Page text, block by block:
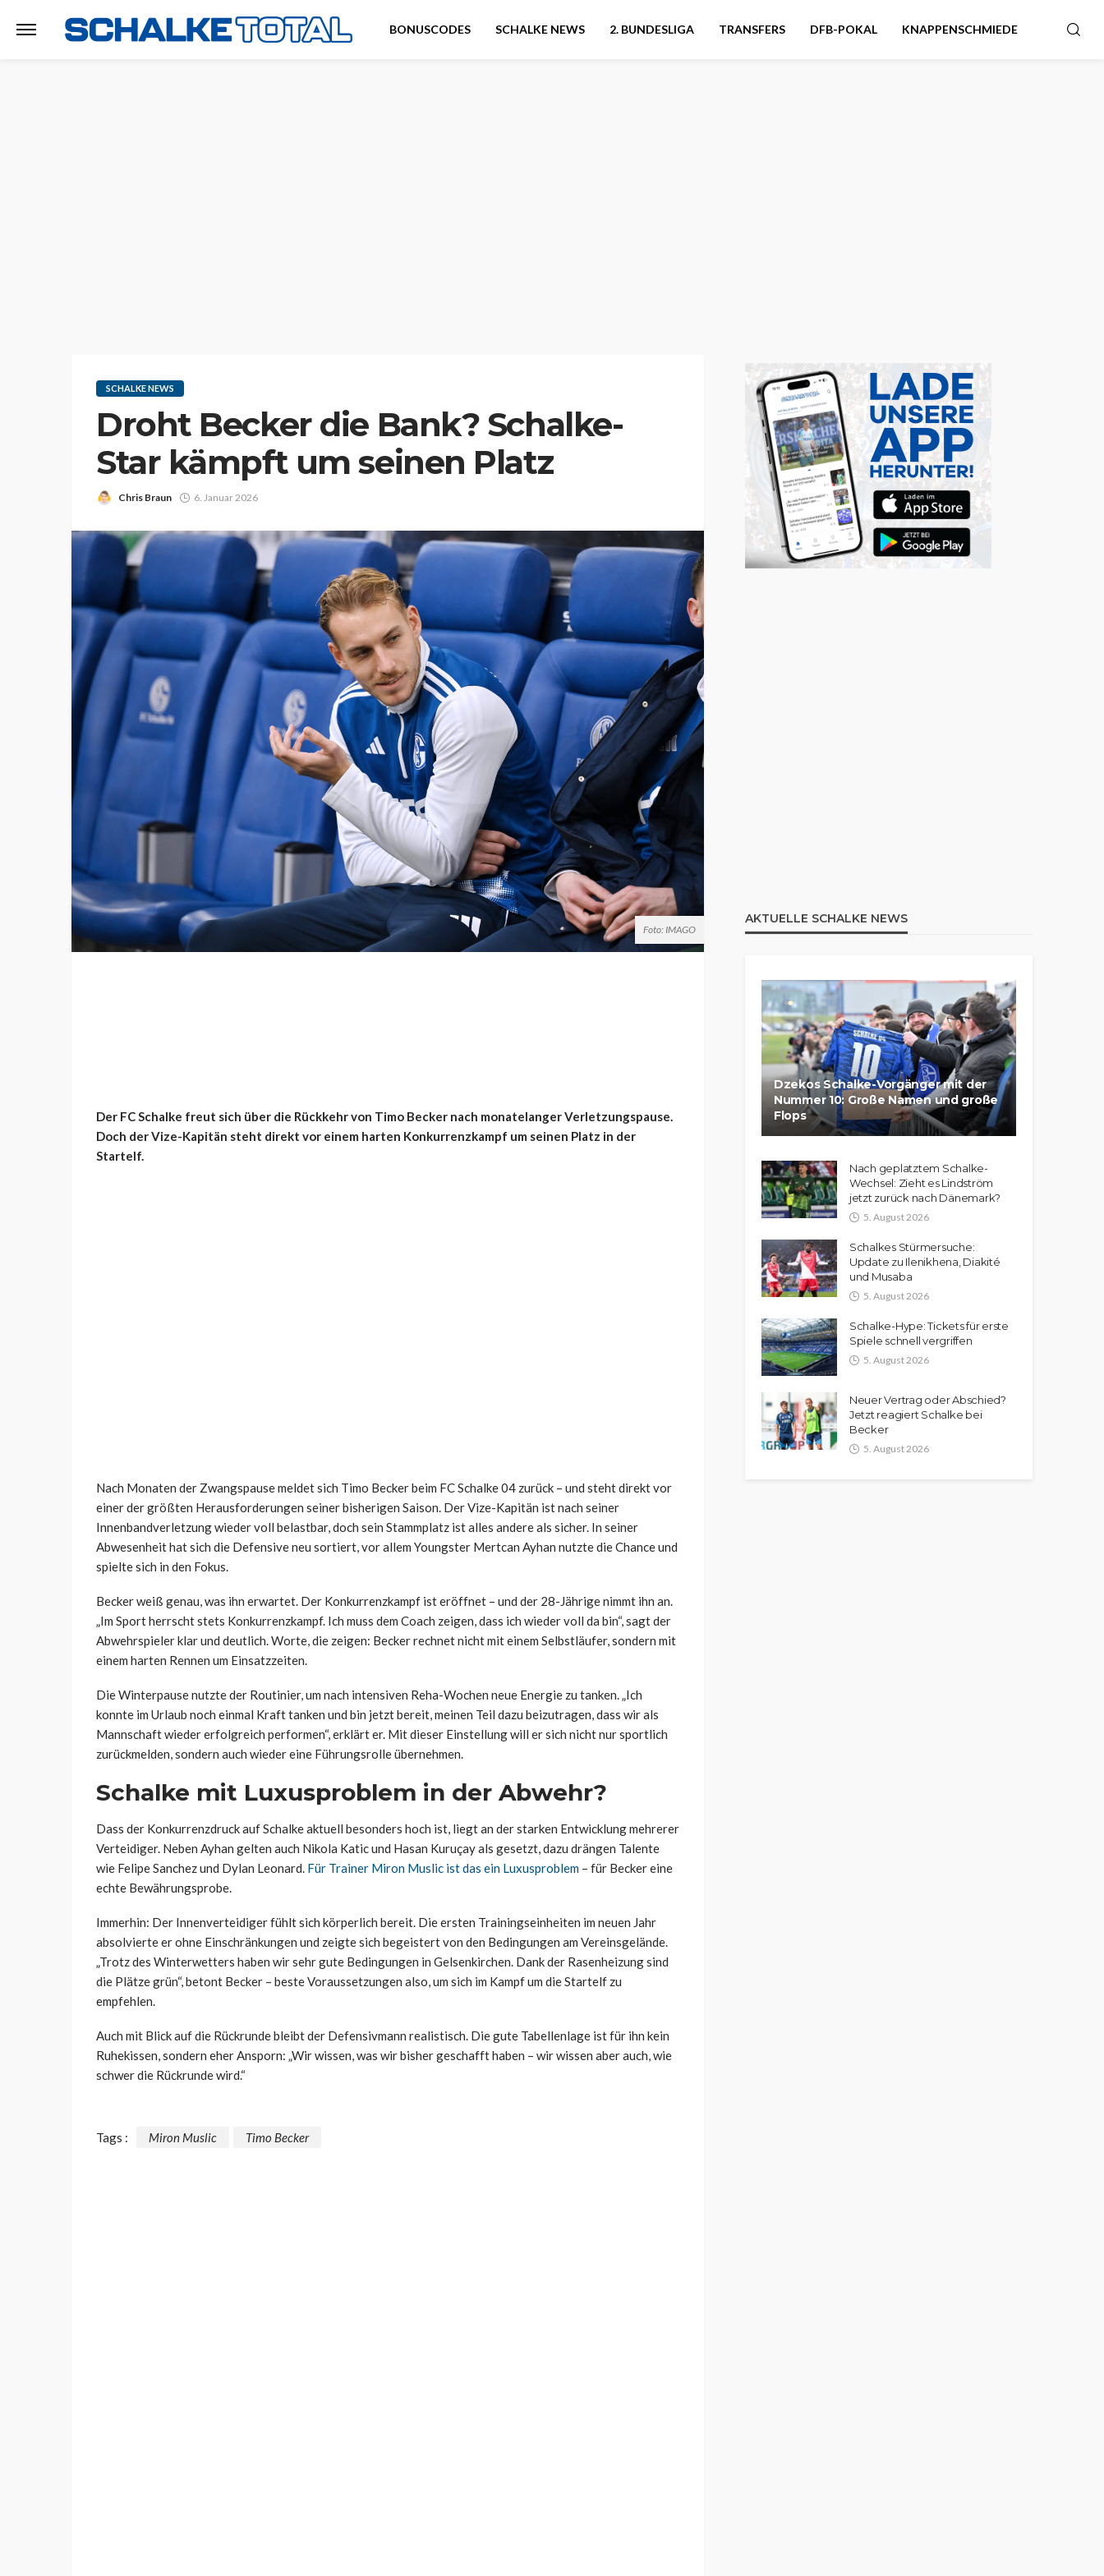
BONUSCODES SCHALKE NEWS 2. BUNDESLIGA TRANSFERS DFB-POKAL KNAPPENSCHMIEDE
SCHALKE NEWS
Droht Becker die Bank? Schalke-
Star kämpft um seinen Platz
Chris Braun 6. Januar 2026
Foto: IMAGO
Der FC Schalke freut sich über die Rückkehr von Timo Becker nach monatelanger Verletzungspause.
Doch der Vize-Kapitän steht direkt vor einem harten Konkurrenzkampf um seinen Platz in der
Startelf.
Nach Monaten der Zwangspause meldet sich Timo Becker beim FC Schalke 04 zurück – und steht direkt vor
einer der größten Herausforderungen seiner bisherigen Saison. Der Vize-Kapitän ist nach seiner
Innenbandverletzung wieder voll belastbar, doch sein Stammplatz ist alles andere als sicher. In seiner
Abwesenheit hat sich die Defensive neu sortiert, vor allem Youngster Mertcan Ayhan nutzte die Chance und
spielte sich in den Fokus.
Becker weiß genau, was ihn erwartet. Der Konkurrenzkampf ist eröffnet – und der 28-Jährige nimmt ihn an.
„Im Sport herrscht stets Konkurrenzkampf. Ich muss dem Coach zeigen, dass ich wieder voll da bin“, sagt der
Abwehrspieler klar und deutlich. Worte, die zeigen: Becker rechnet nicht mit einem Selbstläufer, sondern mit
einem harten Rennen um Einsatzzeiten.
Die Winterpause nutzte der Routinier, um nach intensiven Reha-Wochen neue Energie zu tanken. „Ich
konnte im Urlaub noch einmal Kraft tanken und bin jetzt bereit, meinen Teil dazu beizutragen, dass wir als
Mannschaft wieder erfolgreich performen“, erklärt er. Mit dieser Einstellung will er sich nicht nur sportlich
zurückmelden, sondern auch wieder eine Führungsrolle übernehmen.
Schalke mit Luxusproblem in der Abwehr?
Dass der Konkurrenzdruck auf Schalke aktuell besonders hoch ist, liegt an der starken Entwicklung mehrerer
Verteidiger. Neben Ayhan gelten auch Nikola Katic und Hasan Kuruçay als gesetzt, dazu drängen Talente
wie Felipe Sanchez und Dylan Leonard. Für Trainer Miron Muslic ist das ein Luxusproblem – für Becker eine
echte Bewährungsprobe.
Immerhin: Der Innenverteidiger fühlt sich körperlich bereit. Die ersten Trainingseinheiten im neuen Jahr
absolvierte er ohne Einschränkungen und zeigte sich begeistert von den Bedingungen am Vereinsgelände.
„Trotz des Winterwetters haben wir sehr gute Bedingungen in Gelsenkirchen. Dank der Rasenheizung sind
die Plätze grün“, betont Becker – beste Voraussetzungen also, um sich im Kampf um die Startelf zu
empfehlen.
Auch mit Blick auf die Rückrunde bleibt der Defensivmann realistisch. Die gute Tabellenlage ist für ihn kein
Ruhekissen, sondern eher Ansporn: „Wir wissen, was wir bisher geschafft haben – wir wissen aber auch, wie
schwer die Rückrunde wird.“
Tags : Miron Muslic Timo Becker
AKTUELLE SCHALKE NEWS
Dzekos Schalke-Vorgänger mit der
Nummer 10: Große Namen und große
Flops
Nach geplatztem Schalke-
Wechsel: Zieht es Lindström
jetzt zurück nach Dänemark?
5. August 2026
Schalkes Stürmersuche:
Update zu Ilenikhena, Diakité
und Musaba
5. August 2026
Schalke-Hype: Tickets für erste
Spiele schnell vergriffen
5. August 2026
Neuer Vertrag oder Abschied?
Jetzt reagiert Schalke bei
Becker
5. August 2026